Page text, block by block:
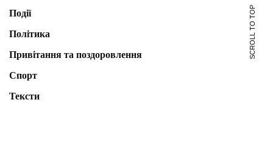
Події
Політика
Привітання та поздоровлення
Спорт
Тексти
SCROLL TO TOP